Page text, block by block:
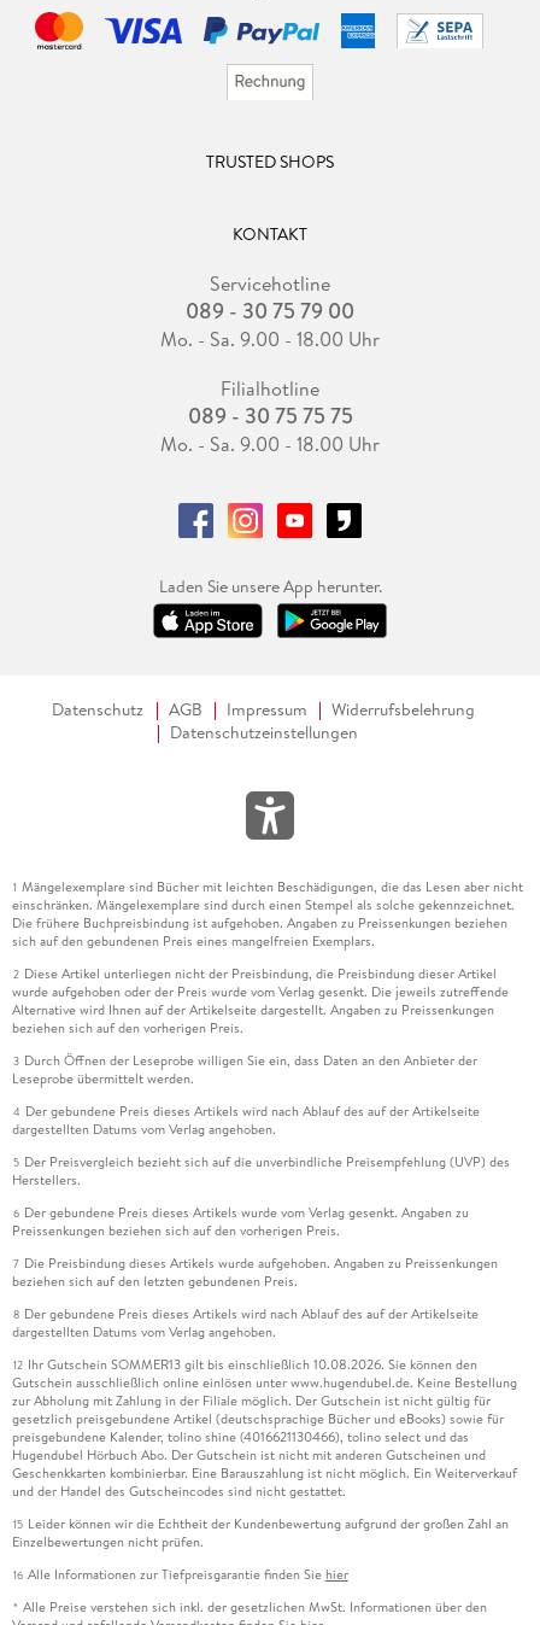
TRUSTED SHOPS
KONTAKT
Servicehotline
089 - 30 75 79 00
Mo. - Sa. 9.00 - 18.00 Uhr
Filialhotline
089 - 30 75 75 75
Mo. - Sa. 9.00 - 18.00 Uhr
Laden Sie unsere App herunter.
Datenschutz AGB Impressum
Widerrufsbelehrung
Datenschutzeinstellungen
1 Mängelexemplare sind Bücher mit leichten Beschädigungen, die das Lesen aber nicht
einschränken. Mängelexemplare sind durch einen Stempel als solche gekennzeichnet.
Die frühere Buchpreisbindung ist aufgehoben. Angaben zu Preissenkungen beziehen
sich auf den gebundenen Preis eines mangelfreien Exemplars.
2 Diese Artikel unterliegen nicht der Preisbindung, die Preisbindung dieser Artikel
wurde aufgehoben oder der Preis wurde vom Verlag gesenkt. Die jeweils zutreffende
Alternative wird Ihnen auf der Artikelseite dargestellt. Angaben zu Preissenkungen
beziehen sich auf den vorherigen Preis.
3 Durch Öffnen der Leseprobe willigen Sie ein, dass Daten an den Anbieter der
Leseprobe übermittelt werden.
4 Der gebundene Preis dieses Artikels wird nach Ablauf des auf der Artikelseite
dargestellten Datums vom Verlag angehoben.
5 Der Preisvergleich bezieht sich auf die unverbindliche Preisempfehlung (UVP) des
Herstellers.
6 Der gebundene Preis dieses Artikels wurde vom Verlag gesenkt. Angaben zu
Preissenkungen beziehen sich auf den vorherigen Preis.
7 Die Preisbindung dieses Artikels wurde aufgehoben. Angaben zu Preissenkungen
beziehen sich auf den letzten gebundenen Preis.
8 Der gebundene Preis dieses Artikels wird nach Ablauf des auf der Artikelseite
dargestellten Datums vom Verlag angehoben.
12 Ihr Gutschein SOMMER13 gilt bis einschließlich 10.08.2026. Sie können den
Gutschein ausschließlich online einlösen unter www.hugendubel.de. Keine Bestellung
zur Abholung mit Zahlung in der Filiale möglich. Der Gutschein ist nicht gültig für
gesetzlich preisgebundene Artikel (deutschsprachige Bücher und eBooks) sowie für
preisgebundene Kalender, tolino shine (4016621130466), tolino select und das
Hugendubel Hörbuch Abo. Der Gutschein ist nicht mit anderen Gutscheinen und
Geschenkkarten kombinierbar. Eine Barauszahlung ist nicht möglich. Ein Weiterverkauf
und der Handel des Gutscheincodes sind nicht gestattet.
15 Leider können wir die Echtheit der Kundenbewertung aufgrund der großen Zahl an
Einzelbewertungen nicht prüfen.
16 Alle Informationen zur Tiefpreisgarantie finden Sie hier
* Alle Preise verstehen sich inkl. der gesetzlichen MwSt. Informationen über den